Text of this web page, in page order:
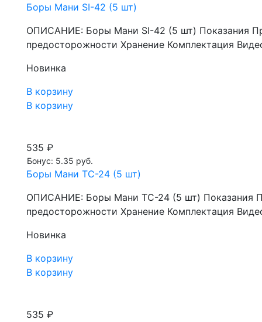
Боры Мани SI-42 (5 шт)
ОПИСАНИЕ: Боры Мани SI-42 (5 шт) Показания
предосторожности Хранение Комплектация
Новинка
В корзину
В корзину
535 ₽
Бонус: 5.35 руб.
Боры Мани TC-24 (5 шт)
ОПИСАНИЕ: Боры Мани TC-24 (5 шт) Показания
предосторожности Хранение Комплектация
Новинка
В корзину
В корзину
535 ₽